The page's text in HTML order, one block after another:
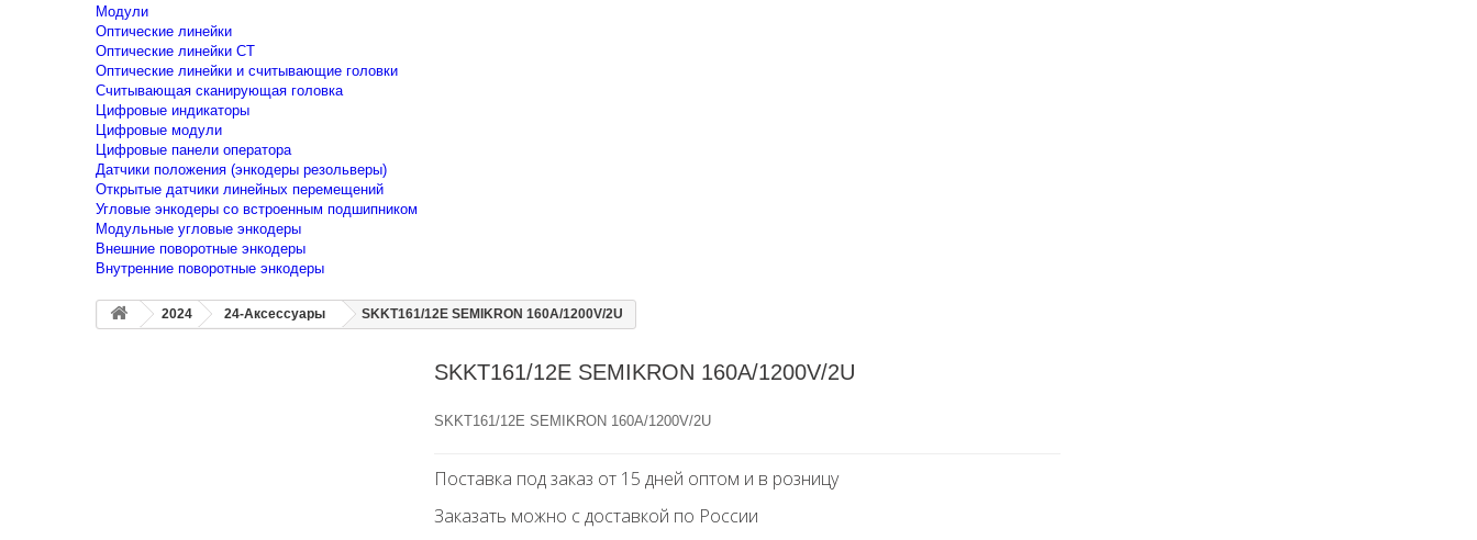
Модули
Оптические линейки
Оптические линейки CT
Оптические линейки и считывающие головки
Считывающая сканирующая головка
Цифровые индикаторы
Цифровые модули
Цифровые панели оператора
Датчики положения (энкодеры резольверы)
Открытые датчики линейных перемещений
Угловые энкодеры со встроенным подшипником
Модульные угловые энкодеры
Внешние поворотные энкодеры
Внутренние поворотные энкодеры
2024 24-Аксессуары SKKT161/12E SEMIKRON 160A/1200V/2U
SKKT161/12E SEMIKRON 160A/1200V/2U
SKKT161/12E SEMIKRON 160A/1200V/2U
Поставка под заказ от 15 дней оптом и в розницу
Заказать можно с доставкой по России